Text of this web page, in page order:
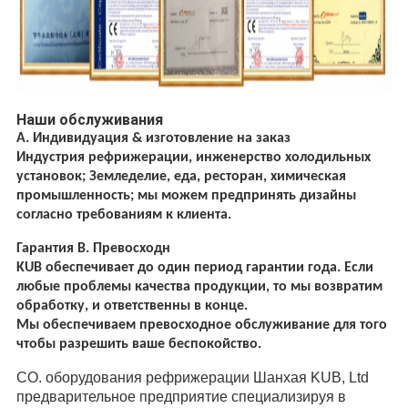
Наши обслуживания
A. Индивидуация & изготовление на заказ
Индустрия рефрижерации, инженерство холодильных
установок; Земледелие, еда, ресторан, химическая
промышленность; мы можем предпринять дизайны
согласно требованиям к клиента.
Гарантия B. Превосходн
KUB обеспечивает до один период гарантии года. Если
любые проблемы качества продукции, то мы возвратим
обработку, и ответственны в конце.
Мы обеспечиваем превосходное обслуживание для того
чтобы разрешить ваше беспокойство.
CO. оборудования рефрижерации Шанхая KUB, Ltd
предварительное предприятие специализируя в